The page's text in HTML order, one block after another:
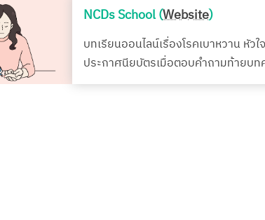
NCDs School (Website)
บทเรียนออนไลน์เรื่องโรคเบาหวาน หัวใ
ประกาศนียบัตรเมื่อตอบคำถามท้ายบท